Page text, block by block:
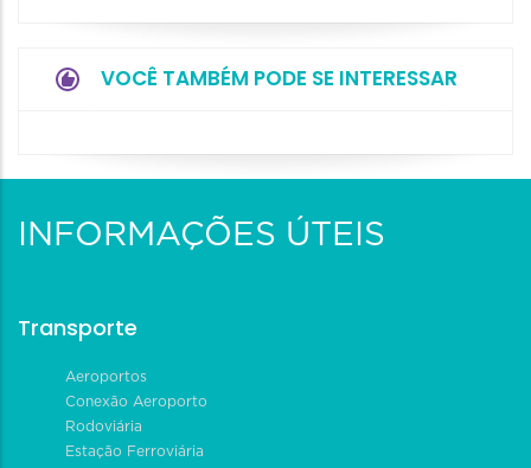
VOCÊ TAMBÉM PODE SE INTERESSAR
INFORMAÇÕES ÚTEIS
Transporte
Aeroportos
Conexão Aeroporto
Rodoviária
Estação Ferroviária